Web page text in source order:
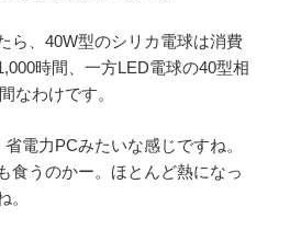
ら、40W型のシリカ電球は消費
時間、一方LED電球の40型相
なわけです。
電力PCみたいな感じですね。
食うのかー。ほとんど熱になっ
。